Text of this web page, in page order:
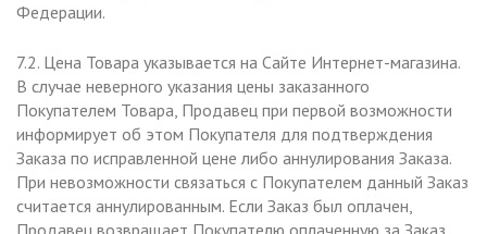
Федерации.
7.2. Цена Товара указывается на Сайте Интернет-магазина.
В случае неверного указания цены заказанного
Покупателем Товара, Продавец при первой возможности
информирует об этом Покупателя для подтверждения
Заказа по исправленной цене либо аннулирования Заказа.
При невозможности связаться с Покупателем данный Заказ
считается аннулированным. Если Заказ был оплачен,
Продавец возвращает Покупателю оплаченную за Заказ